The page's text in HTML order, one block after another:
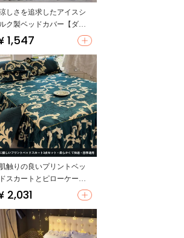
しさを追求したアイスシ
ルク製ベッドカバー【ダブ
対応・一体型・エアコン
使用に最適】
1,547
肌触りの良いプリントベッ
ドスカートとピローケース
快適で柔らかい・四季
用・二枚入り】（セットア
ップ対応）
2,031